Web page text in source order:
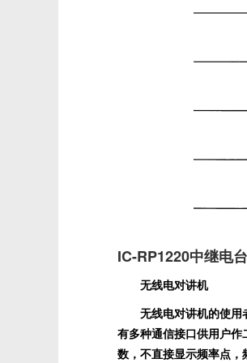
IC-RP1220中继电
无线电对讲机
无线电对讲机的使用
有多种通信接口供用户作
数，不直接显示频率点，